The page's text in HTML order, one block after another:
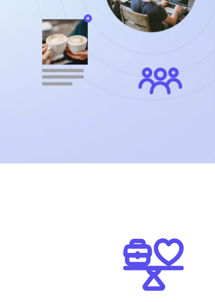
managen und tracken.
einer Mail.